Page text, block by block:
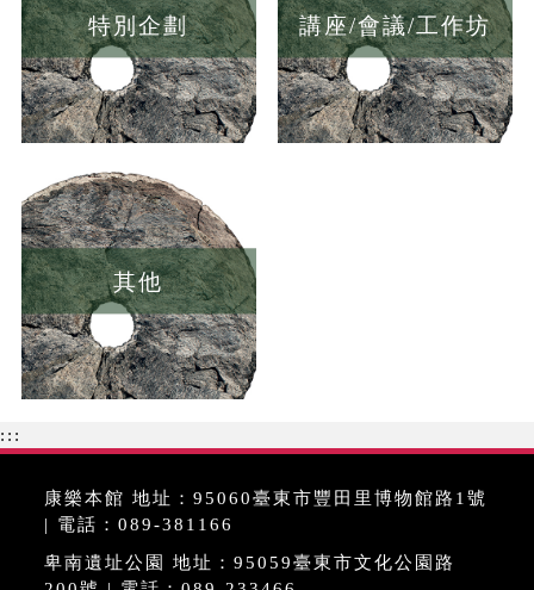
特別企劃 講座/會議/工作坊
其他
:::
康樂本館 地址：95060臺東市豐田里博物館路1號
| 電話：089-381166
卑南遺址公園 地址：95059臺東市文化公園路